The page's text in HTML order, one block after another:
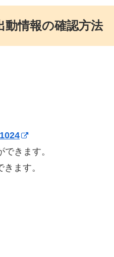
動情報の確認方法
きます。
ます。